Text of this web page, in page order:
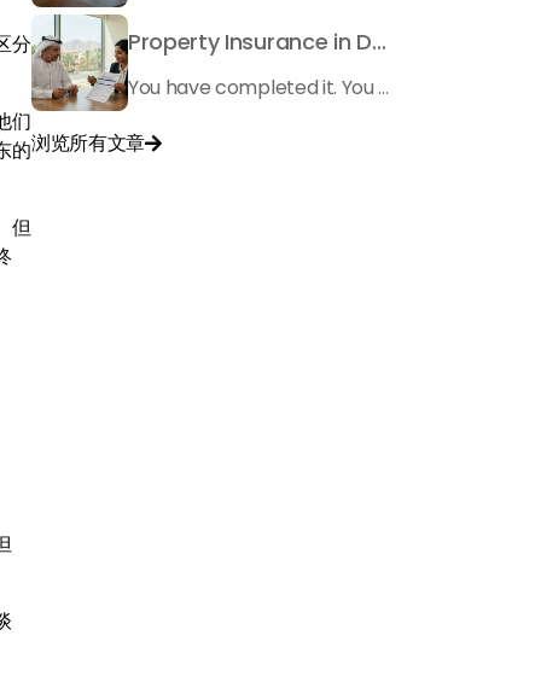
分
们
的
但
Property Insurance in Dubai: The Wisest Investment You Can Make
You have completed it. You have a piece of Dubai. Whether it is a luxurious apartment in Dubai Marina, a family villa in Arabian Ranches, or a commercial property in Business Bay, you have secured a property in one of the most vibrant real estate markets in the world. Now, allow us to ask a question: Is that asset really safe?
浏览所有文章